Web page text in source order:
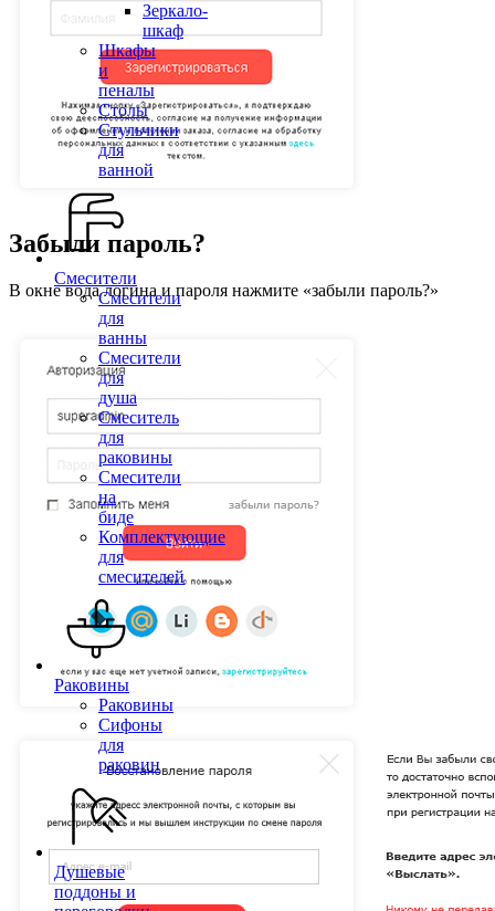
Зеркало-
шкаф
Шкафы
и
пеналы
Столы
Стульчики
для
ванной
Смесители
Смесители
для
ванны
Смесители
для
душа
Смеситель
для
раковины
Смесители
на
биде
Комплектующие
для
смесителей
Раковины
Раковины
Сифоны
для
раковин
Душевые
поддоны и
Забыли пароль?
В окне вода логина и пароля нажмите «забыли пароль?»